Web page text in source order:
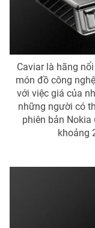
Caviar là hãng
món đồ công
với việc giá của
những người có
phiên bản Nokia
khoảng